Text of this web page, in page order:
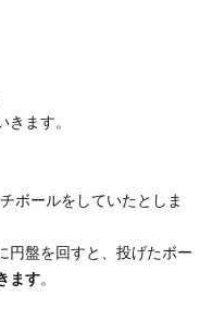
ます。
ボールをしていたとしま
円盤を回すと、投げたボー
ます。